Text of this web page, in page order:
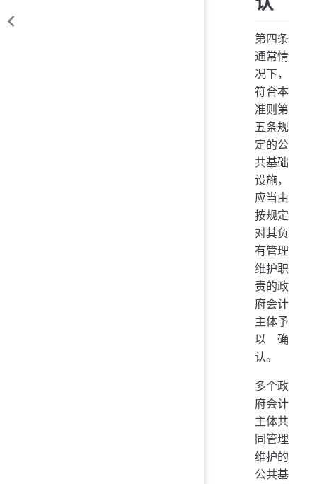
第四条
通常情
况下，
符合本
准则第
五条规
定的公
共基础
设施，
应当由
按规定
对其负
有管理
维护职
责的政
府会计
主体予
以确
认。
多个政
府会计
主体共
同管理
维护的
公共基